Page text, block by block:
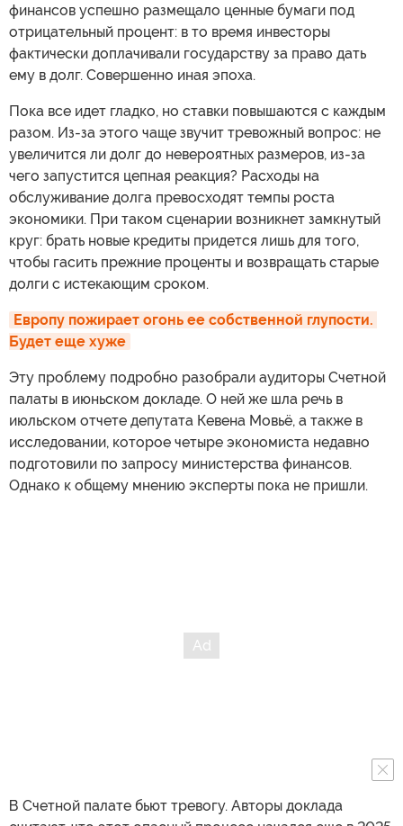
финансов успешно размещало ценные бумаги под
отрицательный процент: в то время инвесторы
фактически доплачивали государству за право дать
ему в долг. Совершенно иная эпоха.
Пока все идет гладко, но ставки повышаются с каждым
разом. Из-за этого чаще звучит тревожный вопрос: не
увеличится ли долг до невероятных размеров, из-за
чего запустится цепная реакция? Расходы на
обслуживание долга превосходят темпы роста
экономики. При таком сценарии возникнет замкнутый
круг: брать новые кредиты придется лишь для того,
чтобы гасить прежние проценты и возвращать старые
долги с истекающим сроком.
Европу пожирает огонь ее собственной глупости.
Будет еще хуже
Эту проблему подробно разобрали аудиторы Счетной
палаты в июньском докладе. О ней же шла речь в
июльском отчете депутата Кевена Мовьё, а также в
исследовании, которое четыре экономиста недавно
подготовили по запросу министерства финансов.
Однако к общему мнению эксперты пока не пришли.
В Счетной палате бьют тревогу. Авторы доклада